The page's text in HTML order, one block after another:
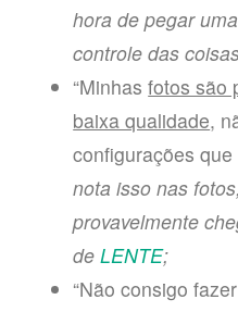
hora de pegar uma
controle das
“Minhasfotos são
baixa qualidade,
configurações
nota isso nas
provavelmente
deLENTE;
“Não consigo